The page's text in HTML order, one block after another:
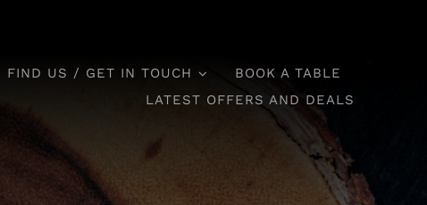
FIND US / GET IN TOUCH
BOOK A TABLE
LATEST OFFERS AND DEALS